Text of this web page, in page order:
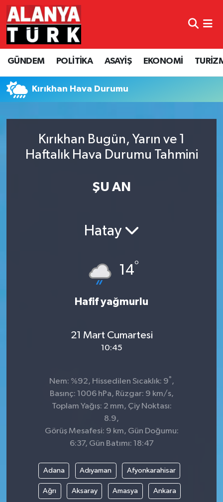
GÜNDEM POLİTİKA ASAYİŞ EKONOMİ
Kırıkhan Hava Durumu
Kırıkhan Bugün, Yarın ve 1
Haftalık Hava Durumu Tahmini
ŞU AN
Hatay
14°
Hafif yağmurlu
21 Mart Cumartesi
10:45
Nem: %92, Hissedilen Sıcaklık: 9° ,
Basınç: 1006 hPa, Rüzgar: 9 km/s,
Toplam Yağış: 2 mm, Çiy Noktası:
8.9,
Görüş Mesafesi: 9 km, Gün Doğumu:
6:37, Gün Batımı: 18:47
Adana Adıyaman Afyonkarahisar
Ağrı Aksaray Amasya Ankara
GÜNDEM
POLİTİKA
ASAYİŞ
TURİZM
Nöbetçi Eczaneler
Hava Durumu
Namaz Vakitleri
Süper Lig Puan Durumu ve Fikstür
Son Dakika Haberleri